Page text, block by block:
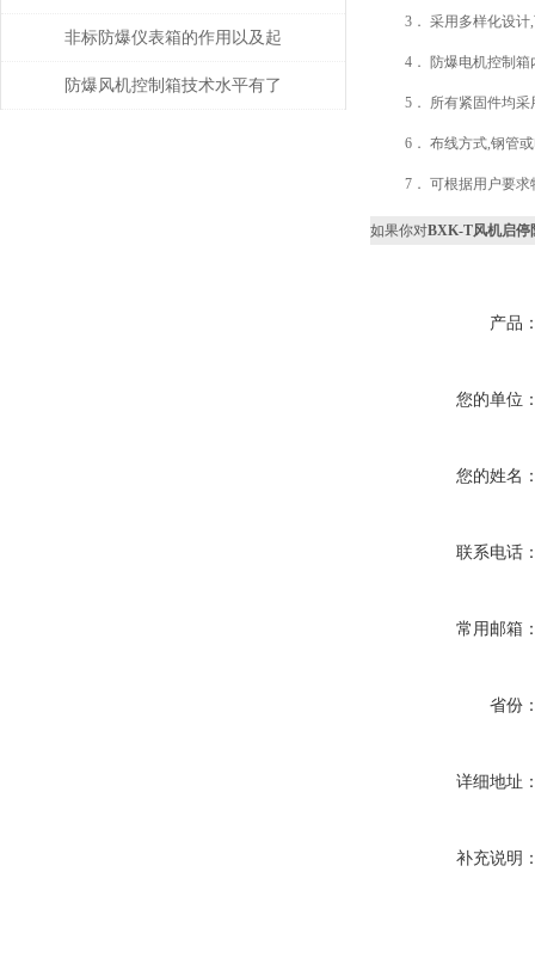
3． 采用多样化设
4． 防爆电机控制
5． 所有紧固件均
6． 布线方式,钢管
7． 可根据用户要求
如果你对BXK-T风机启停
产品
您的单位
您的姓名
联系电话
常用邮箱
省份
详细地址
补充说明
环境的光明中枢
非标防爆仪表箱的作用以及起
到的保护作用
防爆风机控制箱技术水平有了